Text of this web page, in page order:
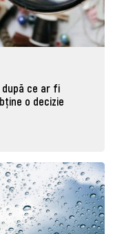
după ce ar fi
o decizie